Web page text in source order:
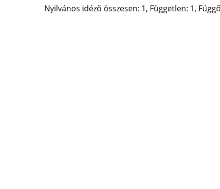
Nyilvános idéző összesen: 1, Független: 1,